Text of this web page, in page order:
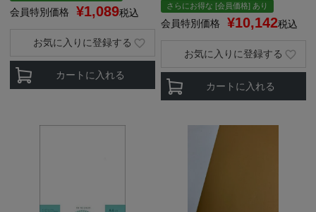
会員特別価格 ¥1,089税込
カートに入れる
お気に入りに登録する
さらにお得な [会員価格] あり
会員特別価格 ¥10,142税込
カートに入れる
お気に入りに登録する